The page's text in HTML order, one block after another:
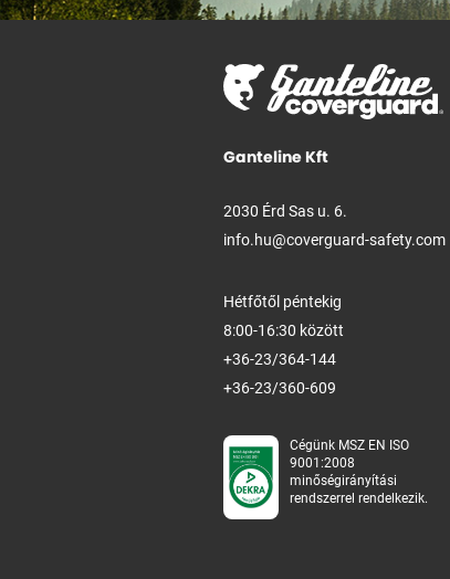
Ganteline Kft
2030 Érd Sas u. 6.
info.hu@coverguard-safety.com
Hétfőtől péntekig
8:00-16:30 között
+36-23/364-144
+36-23/360-609
Cégünk MSZ EN ISO
9001:2008
minőségirányítási
rendszerrel rendelkezik.